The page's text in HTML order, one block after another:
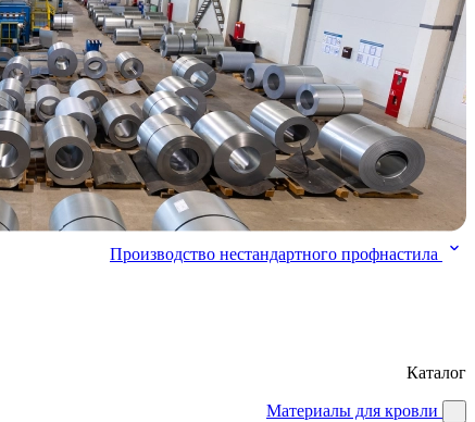
Производство нестандартного профнастила
Каталог
Материалы для кровли